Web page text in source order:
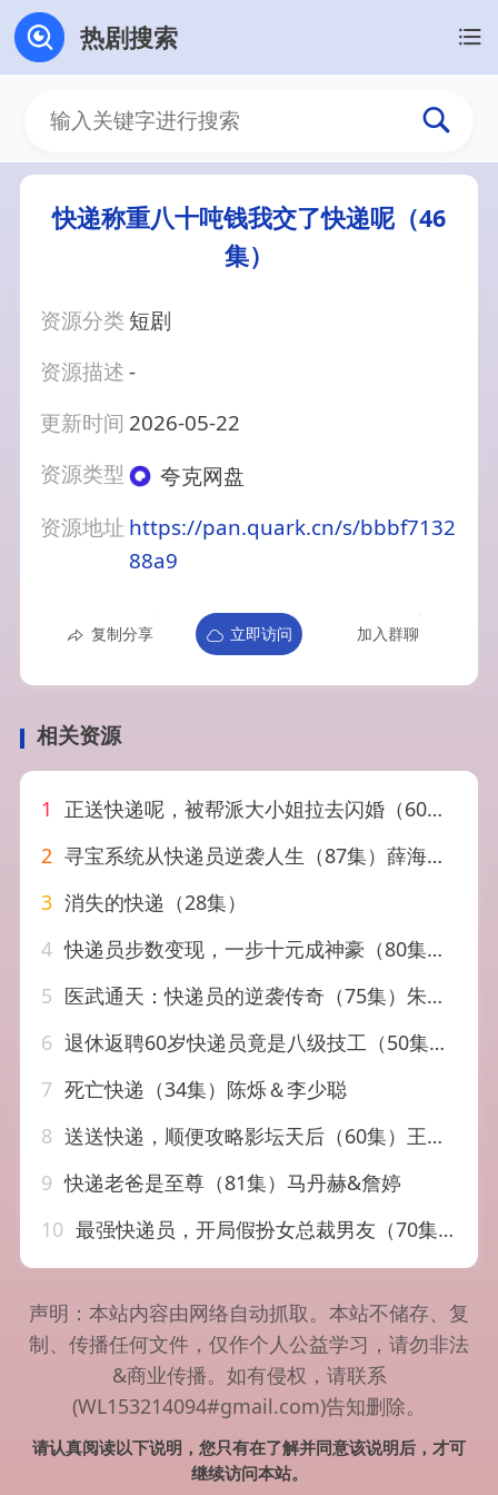
热剧搜索
快递称重八十吨钱我交了快递呢（46
集）
资源分类 短剧
资源描述-
更新时间 2026-05-22
资源类型
夸克网盘
资源地址 https://pan.quark.cn/s/bbbf7132
88a9
复制分享 立即访问 加入群聊
相关资源
1
正送快递呢，被帮派大小姐拉去闪婚（60集）丛思涵&杨少聪
2 寻宝系统从快递员逆袭人生（87集）薛海威&李念欣
3 消失的快递（28集）
4 快递员步数变现，一步十元成神豪（80集）木子君&满瑶
5 医武通天：快递员的逆袭传奇（75集）朱晓彤&张小磊
6 退休返聘60岁快递员竟是八级技工（50集）张春雷＆孙睿哲
7 死亡快递（34集）陈烁＆李少聪
8 送送快递，顺便攻略影坛天后（60集）王依海＆苏文文
9 快递老爸是至尊（81集）马丹赫&詹婷
10 最强快递员，开局假扮女总裁男友（70集）陈逸寒＆张家嘉
声明：本站内容由网络自动抓取。本站不储存、复
制、传播任何文件，仅作个人公益学习，请勿非法
&商业传播。如有侵权，请联系
(WL153214094#gmail.com)告知删除。
请认真阅读以下说明，您只有在了解并同意该说明后，才可
继续访问本站。